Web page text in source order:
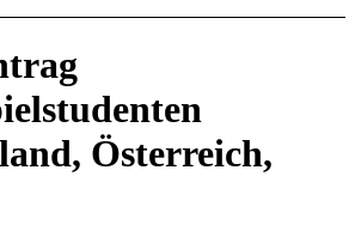
Österreich,